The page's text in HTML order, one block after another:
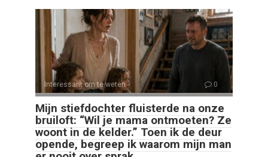
Interessant om te weten 0
Mijn stiefdochter fluisterde na onze
bruiloft: “Wil je mama ontmoeten? Ze
woont in de kelder.” Toen ik de deur
opende, begreep ik waarom mijn man